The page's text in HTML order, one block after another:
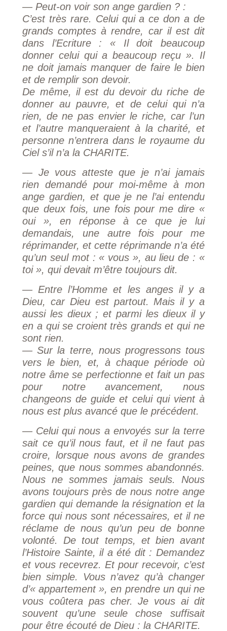
— Peut-on voir son ange gardien ? :
C’est très rare. Celui qui a ce don a de
grands comptes à rendre, car il est dit
dans l’Ecriture : « Il doit beaucoup
donner celui qui a beaucoup reçu ». Il
ne doit jamais manquer de faire le bien
et de remplir son devoir.
De même, il est du devoir du riche de
donner au pauvre, et de celui qui n’a
rien, de ne pas envier le riche, car l’un
et l’autre manqueraient à la charité, et
personne n’entrera dans le royaume du
Ciel s’il n’a la CHARITE.
— Je vous atteste que je n’ai jamais
rien demandé pour moi-même à mon
ange gardien, et que je ne l’ai entendu
que deux fois, une fois pour me dire «
oui », en réponse à ce que je lui
demandais, une autre fois pour me
réprimander, et cette réprimande n’a été
qu’un seul mot : « vous », au lieu de : «
toi », qui devait m’être toujours dit.
— Entre l’Homme et les anges il y a
Dieu, car Dieu est partout. Mais il y a
aussi les dieux ; et parmi les dieux il y
en a qui se croient très grands et qui ne
sont rien.
— Sur la terre, nous progressons tous
vers le bien, et, à chaque période où
notre âme se perfectionne et fait un pas
pour notre avancement, nous
changeons de guide et celui qui vient à
nous est plus avancé que le précédent.
— Celui qui nous a envoyés sur la terre
sait ce qu’il nous faut, et il ne faut pas
croire, lorsque nous avons de grandes
peines, que nous sommes abandonnés.
Nous ne sommes jamais seuls. Nous
avons toujours près de nous notre ange
gardien qui demande la résignation et la
force qui nous sont nécessaires, et il ne
réclame de nous qu’un peu de bonne
volonté. De tout temps, et bien avant
l’Histoire Sainte, il a été dit : Demandez
et vous recevrez. Et pour recevoir, c’est
bien simple. Vous n’avez qu’à changer
d’« appartement », en prendre un qui ne
vous coûtera pas cher. Je vous ai dit
souvent qu’une seule chose suffisait
pour être écouté de Dieu : la CHARITE.